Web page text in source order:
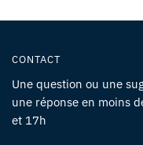
CONTACT
Une question ou une
une réponse en moins
et 17h